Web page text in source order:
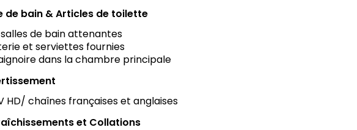
de bain & Articles de toilette
de bain attenantes
et serviettes fournies
dans la chambre principale
HD/ chaînes françaises et anglaises
et Collations